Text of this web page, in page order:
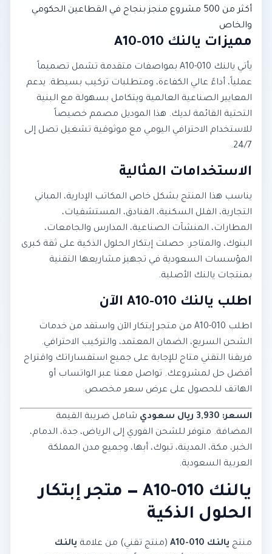
أكثر من 500 مشروع منجز بنجاح في القطاعين الحكومي
والخاص
مميزات يالنك A10-010
يأتي يالنك A10-010 بمواصفات متقدمة تشمل تصميماً
عملياً، أداءً عالي الكفاءة، ومتطلبات تركيب بسيطة. يدعم
المعايير الصناعية العالمية ويتكامل بسهولة مع البنية
التحتية القائمة لديك. هذا الموديل مصمم خصيصاً
للاستخدام الاحترافي اليومي مع موثوقية تشغيل تصل إلى
24/7.
الاستخدامات المثالية
يناسب هذا المنتج بشكل خاص المكاتب الإدارية، المباني
التجارية، الفلل السكنية، الفنادق، المستشفيات،
المطارات، المنشآت الصناعية، المدارس والجامعات،
البنوك، والمتاجر. حصلت إبتكار الحلول الذكية على ثقة كبرى
المؤسسات السعودية في تجهيز مشاريعها التقنية
بمنتجات يالنك الأصلية.
اطلب يالنك A10-010 الآن
اطلب A10-010 من متجر إبتكار الآن واستفد من خدمات
الشحن السريع، الضمان المعتمد، والتركيب الاحترافي.
فريقنا التقني متاح للإجابة على جميع استفساراتك واقتراح
أفضل حل لمشروعك. تواصل معنا عبر الواتساب أو
الهاتف للحصول على عرض سعر مخصص.
السعر: 3,930 ريال سعودي
شامل ضريبة القيمة
المضافة. متوفر للشحن الفوري إلى الرياض، جدة، الدمام،
الخبر، مكة، المدينة، تبوك، أبها، وجميع مدن المملكة
العربية السعودية.
يالنك A10-010 — متجر إبتكار
الحلول الذكية
منتج يالنك A10-010 (منتج تقني) من علامة يالنك